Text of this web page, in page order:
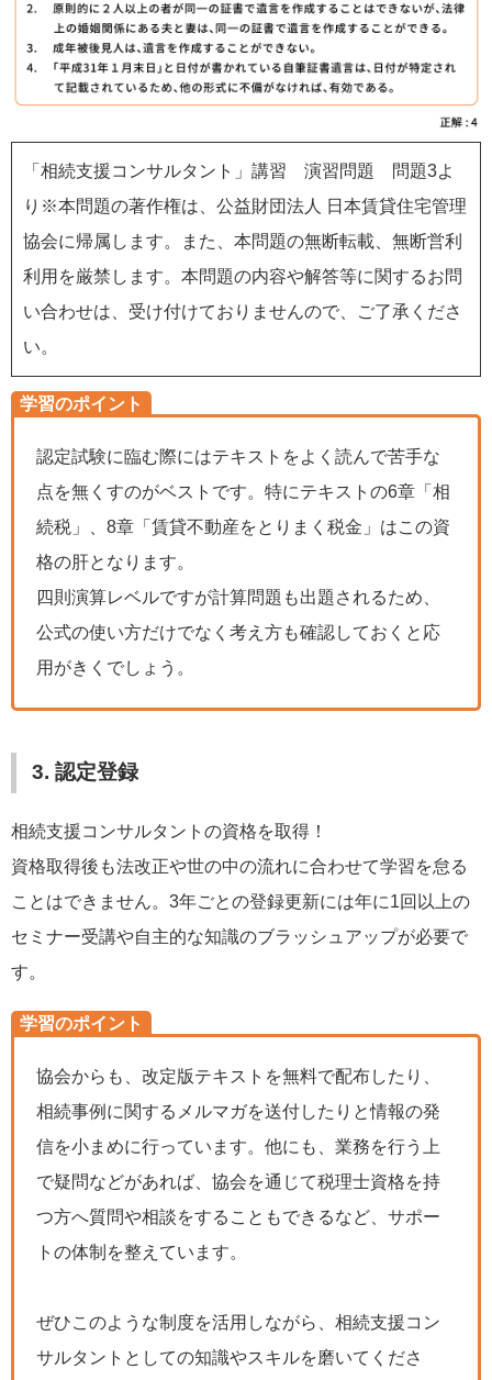
「相続支援コンサルタント」講習 演習問題 問題3よ
り※本問題の著作権は、公益財団法人 日本賃貸住宅管理
協会に帰属します。また、本問題の無断転載、無断営利
利用を厳禁します。本問題の内容や解答等に関するお問
い合わせは、受け付けておりませんので、ご了承くださ
い。
学習のポイント
認定試験に臨む際にはテキストをよく読んで苦手な
点を無くすのがベストです。特にテキストの6章「相
続税」、8章「賃貸不動産をとりまく税金」はこの資
格の肝となります。
四則演算レベルですが計算問題も出題されるため、
公式の使い方だけでなく考え方も確認しておくと応
用がきくでしょう。
3. 認定登録
相続支援コンサルタントの資格を取得！
資格取得後も法改正や世の中の流れに合わせて学習を怠る
ことはできません。3年ごとの登録更新には年に1回以上の
セミナー受講や自主的な知識のブラッシュアップが必要で
す。
学習のポイント
協会からも、改定版テキストを無料で配布したり、
相続事例に関するメルマガを送付したりと情報の発
信を小まめに行っています。他にも、業務を行う上
で疑問などがあれば、協会を通じて税理士資格を持
つ方へ質問や相談をすることもできるなど、サポー
トの体制を整えています。
ぜひこのような制度を活用しながら、相続支援コン
サルタントとしての知識やスキルを磨いてくださ